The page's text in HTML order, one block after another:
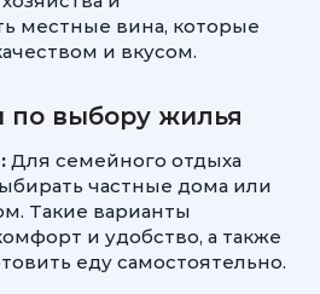
местные вина, которые
и вкусом.
по выбору жилья
Для семейного отдыха
частные дома или
Такие варианты
и удобство, а также
еду самостоятельно.